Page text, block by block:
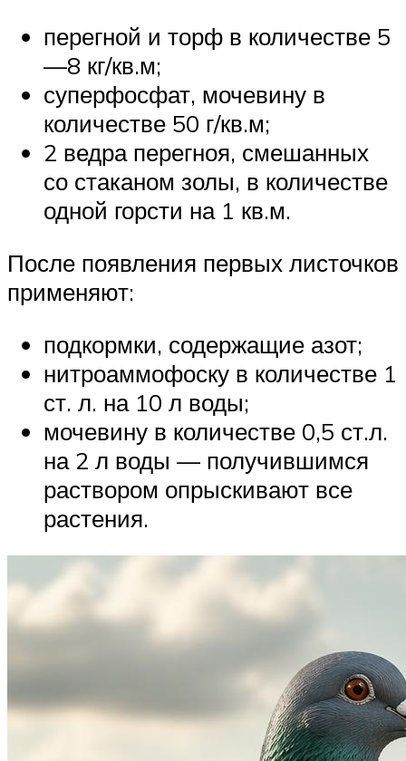
перегной и торф в количестве 5
—8 кг/кв.м;
суперфосфат, мочевину в
количестве 50 г/кв.м;
2 ведра перегноя, смешанных
со стаканом золы, в количестве
одной горсти на 1 кв.м.
После появления первых листочков
применяют:
подкормки, содержащие азот;
нитроаммофоску в количестве 1
ст. л. на 10 л воды;
мочевину в количестве 0,5 ст.л.
на 2 л воды — получившимся
раствором опрыскивают все
растения.